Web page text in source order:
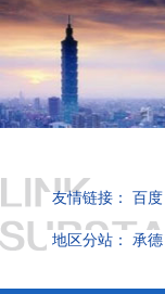
友情链接： 百度
地区分站： 承德